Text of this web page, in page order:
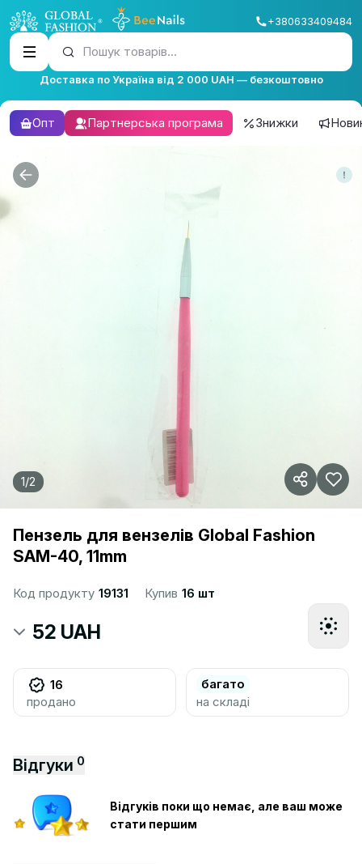
+380633409484
Пошук товарів...
Доставка по Україна від 2 000 UAH — безкоштовно
Опт Партнерська програма Знижки
1/2
Пензель для вензелів Global Fashion
SAM-40, 11mm
Код продукту 19131 Купив 16 шт
52 UAH
16
продано
багато
на складі
Відгуки 0
Відгуків поки що немає, але ваш може
стати першим